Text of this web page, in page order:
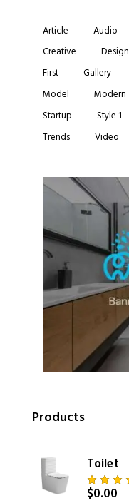
Article Audio
Creative
Design
First
Gallery
Model
Modern
Startup
Style 1
Trends
Video
Products
Toilet
Rated
$0.00